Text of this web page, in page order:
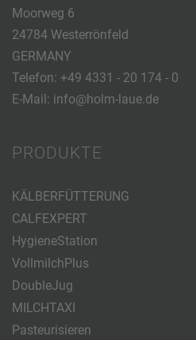
Moorweg 6
24784 Westerrönfeld
GERMANY
Telefon: +49 4331 - 20 174 - 0
E-Mail: info@holm-laue.de
PRODUKTE
KÄLBERFÜTTERUNG
CALFEXPERT
HygieneStation
VollmilchPlus
DoubleJug
MILCHTAXI
Pasteurisieren